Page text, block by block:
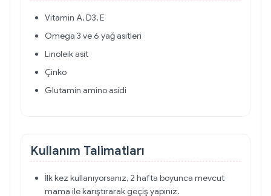
Vitamin A, D3, E
Omega 3 ve 6 yağ asitleri
Linoleik asit
Çinko
Glutamin amino asidi
Kullanım Talimatları
İlk kez kullanıyorsanız, 2 hafta boyunca mevcut
mama ile karıştırarak geçiş yapınız.